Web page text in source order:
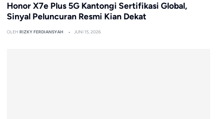
Honor X7e Plus 5G Kantongi Sertifikasi Global,
Sinyal Peluncuran Resmi Kian Dekat
OLEH RIZKY FERDIANSYAH JUNI 15, 2026